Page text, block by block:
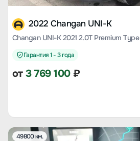
2022 Changan UNI-K
Changan UNI-K 2021 2.0T Premium Type
Гарантия 1 - 3 года
от3 769 100₽
49800 км.